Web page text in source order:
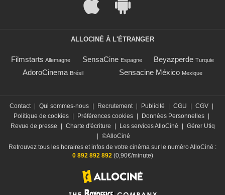
ALLOCINÉ À L'ÉTRANGER
Filmstarts Allemagne SensaCine Espagne Beyazperde Turquie
AdoroCinema Brésil Sensacine México Mexique
Contact Qui sommes-nous Recrutement Publicité CGU CGV
Politique de cookies
Préférences cookies Données Personnelles
Revue de presse
Charte d'écriture Les services AlloCiné
Gérer Utiq
©AlloCiné
Retrouvez tous les horaires et infos de votre cinéma sur le numéro AlloCiné :
0 892 892 892(0,90€/minute)